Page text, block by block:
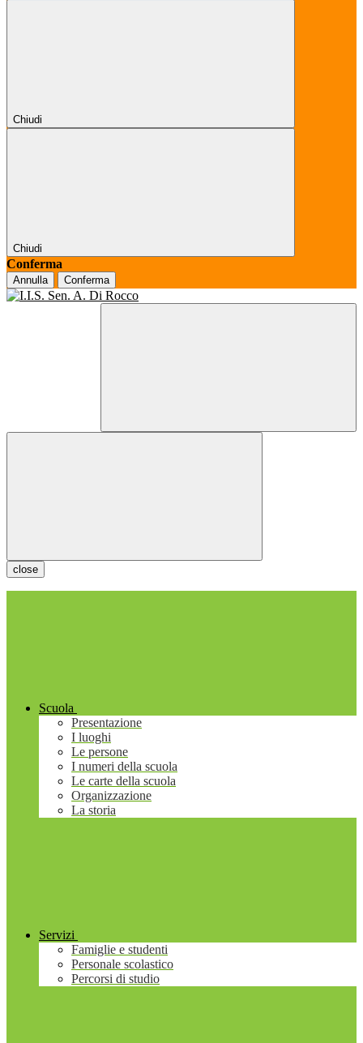
Chiudi
Chiudi
Conferma
Annulla Conferma
close
Scuola
Presentazione
I luoghi
Le persone
I numeri della scuola
Le carte della scuola
Organizzazione
La storia
Servizi
Famiglie e studenti
Personale scolastico
Percorsi di studio